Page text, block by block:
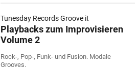
Tunesday Records Groove it
Playbacks zum Improvisieren
Volume 2
Rock-, Pop-, Funk- und Fusion. Modale
Grooves.